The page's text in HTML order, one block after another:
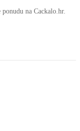
na Cackalo.hr.